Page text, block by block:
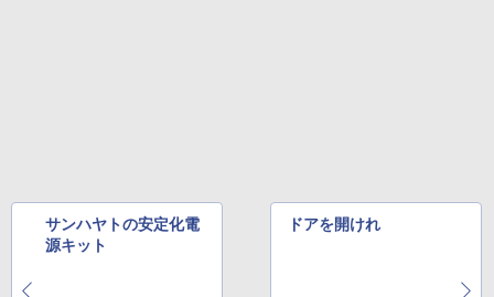
サンハヤトの安定化電
源キット
ドアを開けれ